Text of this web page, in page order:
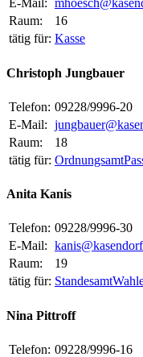
E-Mail:
Raum:
16
tätig für: Kasse
Christoph Jungbauer
Telefon: 09228/9996-20
E-Mail:
Raum:
18
tätig für: Ordnungsamt
Anita Kanis
Telefon: 09228/9996-30
E-Mail:
Raum:
19
tätig für: Standesamt
Nina Pittroff
Telefon: 09228/9996-16